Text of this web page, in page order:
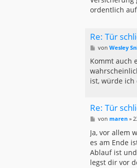
a
g
ordentlich
Re: Tür
B
i
r
a
g
von Wesley
Kommt auch
ist, würde
Re: Tür
B
t
r
a
g
von maren»
Ja, vor allem
es am Ende
Ablauf ist
legst dir vor